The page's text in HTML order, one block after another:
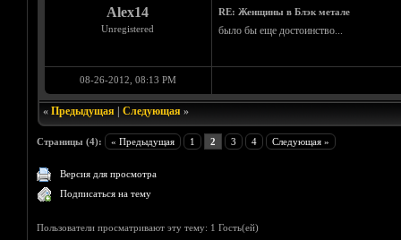
Alex14
Unregistered
RE: Женщины в Блэк метале
было бы еще достоинство...
08-26-2012, 08:13 PM
« Предыдущая| Следующая»
Страницы (4): « Предыдущая 1 2 3 4 Следующая »
Версия для просмотра
Подписаться на тему
Пользователи просматривают эту тему: 1 Гость(ей)